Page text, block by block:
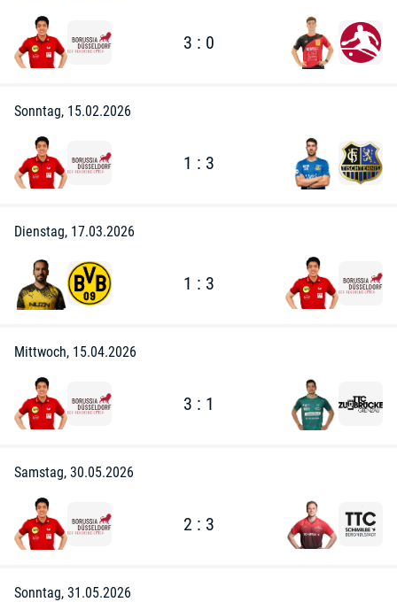
3 : 0
Sonntag, 15.02.2026
1 : 3
Dienstag, 17.03.2026
1 : 3
Mittwoch, 15.04.2026
3 : 1
Samstag, 30.05.2026
2 : 3
Sonntag, 31.05.2026